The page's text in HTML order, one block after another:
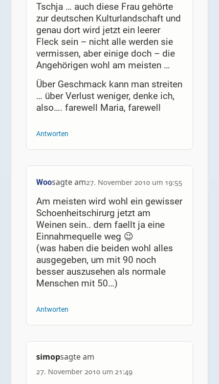
Tschja … auch diese Frau gehörte
zur deutschen Kulturlandschaft und
genau dort wird jetzt ein leerer
Fleck sein – nicht alle werden sie
vermissen, aber einige doch – die
Angehörigen wohl am meisten …
Über Geschmack kann man streiten
… über Verlust weniger, denke ich,
also…. farewell Maria, farewell
Antworten
Woosagte am27. November 2010 um 19:55
Am meisten wird wohl ein gewisser
Schoenheitschirurg jetzt am
Weinen sein.. dem faellt ja eine
Einnahmequelle weg 😉
(was haben die beiden wohl alles
ausgegeben, um mit 90 noch
besser auszusehen als normale
Menschen mit 50…)
Antworten
simopsagte am
27. November 2010 um 21:49